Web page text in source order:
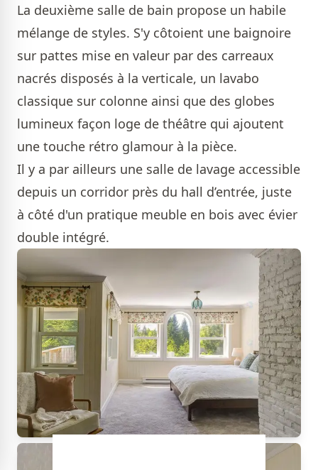
La deuxième salle de bain propose un habile
mélange de styles. S'y côtoient une baignoire
sur pattes mise en valeur par des carreaux
nacrés disposés à la verticale, un lavabo
classique sur colonne ainsi que des globes
lumineux façon loge de théâtre qui ajoutent
une touche rétro glamour à la pièce.
Il y a par ailleurs une salle de lavage accessible
depuis un corridor près du hall d’entrée, juste
à côté d'un pratique meuble en bois avec évier
double intégré.